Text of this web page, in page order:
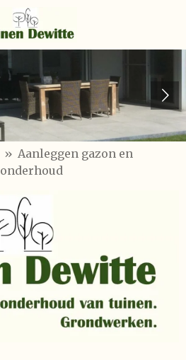
» Aanleggen gazon en
onderhoud